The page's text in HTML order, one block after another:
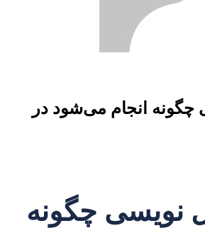
چگونه انجام می‌شود در
نویسی چگونه